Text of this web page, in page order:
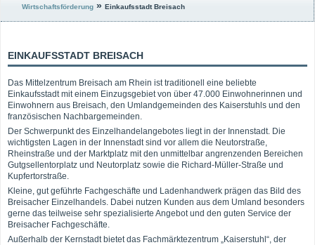
Wirtschaftsförderung » Einkaufsstadt Breisach
EINKAUFSSTADT BREISACH
Das Mittelzentrum Breisach am Rhein ist traditionell eine beliebte
Einkaufsstadt mit einem Einzugsgebiet von über 47.000 Einwohnerinnen und
Einwohnern aus Breisach, den Umlandgemeinden des Kaiserstuhls und den
französischen Nachbargemeinden.
Der Schwerpunkt des Einzelhandelangebotes liegt in der Innenstadt. Die
wichtigsten Lagen in der Innenstadt sind vor allem die Neutorstraße,
Rheinstraße und der Marktplatz mit den unmittelbar angrenzenden Bereichen
Gutgsellentorplatz und Neutorplatz sowie die Richard-Müller-Straße und
Kupfertorstraße.
Kleine, gut geführte Fachgeschäfte und Ladenhandwerk prägen das Bild des
Breisacher Einzelhandels. Dabei nutzen Kunden aus dem Umland besonders
gerne das teilweise sehr spezialisierte Angebot und den guten Service der
Breisacher Fachgeschäfte.
Außerhalb der Kernstadt bietet das Fachmärktezentrum „Kaiserstuhl“, der